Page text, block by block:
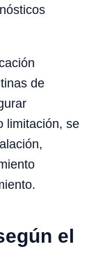
de
limitación, se
el